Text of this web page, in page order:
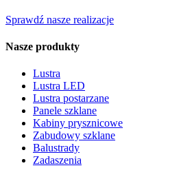
Sprawdź nasze realizacje
Nasze produkty
Lustra
Lustra LED
Lustra postarzane
Panele szklane
Kabiny prysznicowe
Zabudowy szklane
Balustrady
Zadaszenia